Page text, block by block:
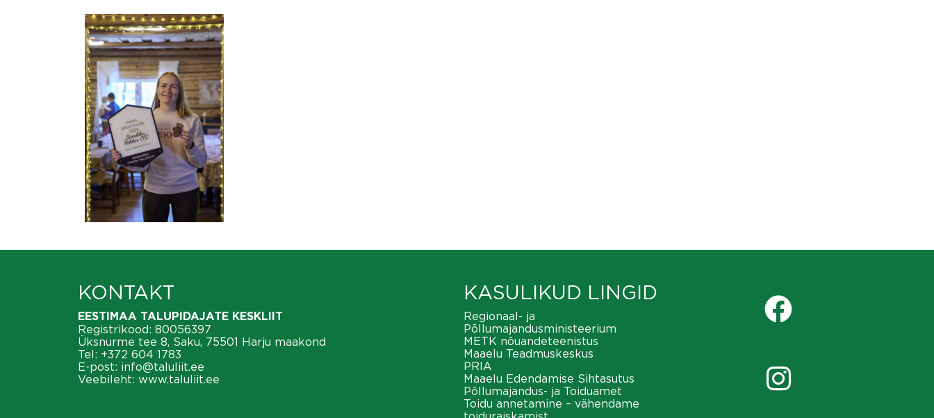
KONTAKT
EESTIMAA TALUPIDAJATE KESKLIIT
Registrikood: 80056397
Üksnurme tee 8, Saku, 75501 Harju maakond
Tel: +372 604 1783
E-post: info@taluliit.ee
Veebileht: www.taluliit.ee
KASULIKUD LINGID
Regionaal- ja
Põllumajandusministeerium
METK nõuandeteenistus
Maaelu Teadmuskeskus
PRIA
Maaelu Edendamise Sihtasutus
Põllumajandus- ja Toiduamet
Toidu annetamine – vähendame